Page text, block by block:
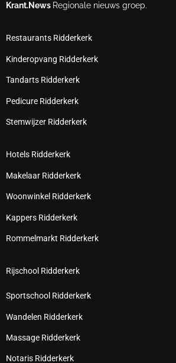
Krant.News Regionale nieuws groep.
Restaurants Ridderkerk
Kinderopvang Ridderkerk
Tandarts Ridderkerk
Pedicure Ridderkerk
Stemwijzer Ridderkerk
Hotels Ridderkerk
Makelaar Ridderkerk
Woonwinkel Ridderkerk
Kappers Ridderkerk
Rommelmarkt Ridderkerk
Rijschool Ridderkerk
Sportschool Ridderkerk
Wandelen Ridderkerk
Massage Ridderkerk
Notaris Ridderkerk